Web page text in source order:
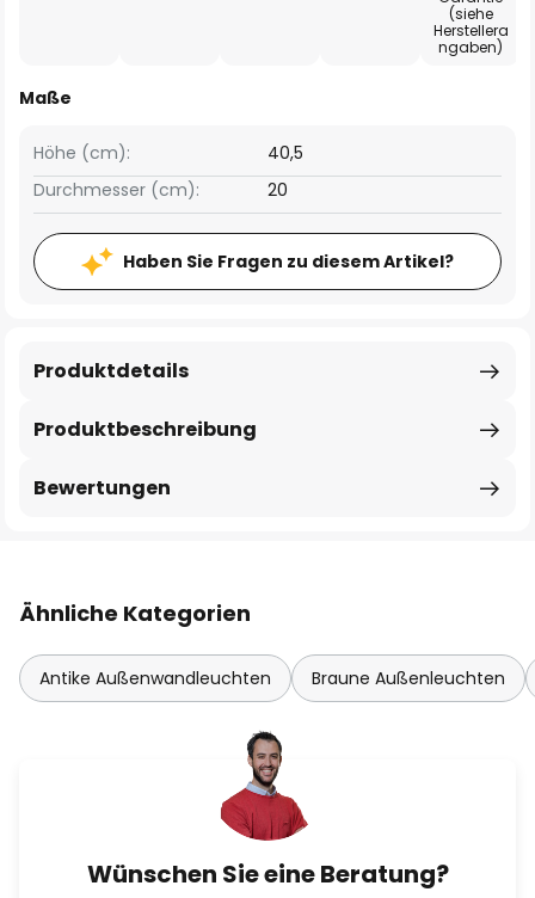
(siehe
Herstellera
ngaben)
Maße
Höhe (cm):
40,5
Durchmesser (cm):
20
Haben Sie Fragen zu diesem Artikel?
Produktbeschreibung
Produktdetails
Bewertungen
Ähnliche Kategorien
Antike Außenwandleuchten Braune Außenleuchten
Wünschen Sie eine Beratung?